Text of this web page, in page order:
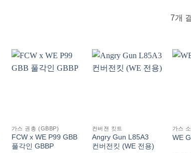
7개
가스 권총 (GBBP)
FCW x WE P99 GBB
풀각인 GBBP
컨버젼 킷트
Angry Gun L85A3
컨버전킷 (WE 전용)
가스
WE